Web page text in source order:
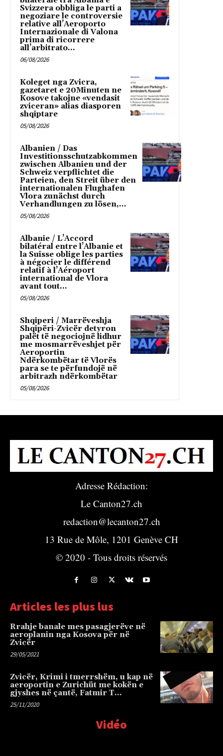
Svizzera obbliga le parti a
negoziare le controversie
relative all’Aeroporto
Internazionale di Valona
prima di ricorrere
all’arbitrato...
06/08/2026
Koleget nga Zvicra,
gazetaret e 20Minuten ne
Kosove takojne «vendasit
zviceran» alias diasporen
shqiptare
05/08/2026
Albanien / Das
Investitionsschutzabkommen
zwischen Albanien und der
Schweiz verpflichtet die
Parteien, den Streit über den
internationalen Flughafen
Vlora zunächst durch
Verhandlungen zu lösen,...
05/08/2026
Albanie / L’Accord
bilatéral entre l’Albanie et
la Suisse oblige les parties
à négocier le différend
relatif à l’Aéroport
international de Vlora
avant tout...
05/08/2026
Shqiperi / Marrëveshja
Shqipëri-Zvicër detyron
palët të negociojnë lidhur
me mosmarrëveshjet për
Aeroportin
Ndërkombëtar të Vlorës
para se te përfundojë në
arbitrazh ndërkombëtar
05/08/2026
Adresse Rédaction:
Le Canton27.ch
redaction@lecanton27.ch
13 Rue de Môle, 1201 Genève CH
© 2020 - Tous droits réservés
Articles les plus lus
Rrahje banale mes pasagjerëve në
aeroplanin nga Kosova për në
Zvicër
29/05/2021
Zvicër, Krimi i tmerrshëm, u kap në
aeroportin e Zurichüt me kokën e
gjyshes në çantë, Fatmir T…
25/11/2020
Vidéo